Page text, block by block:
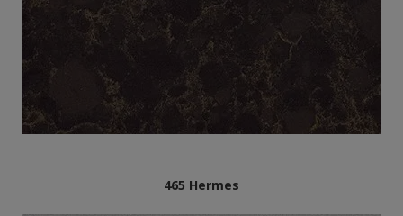
465 Hermes